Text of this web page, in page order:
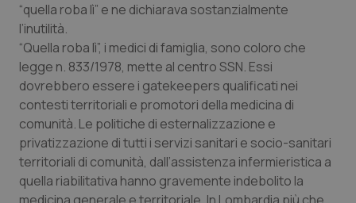
Provincia Autonoma di Bolzano
Provincia Autonoma di Trento
Puglia
Sardegna
Sicilia
Infezioni & Febbre
Ipertensione & Scompenso
Malattie rare
Malattia di Crohn & Rettocolite Ulcerosa
Neuroscienze & patologie neurodegenerative
“quella roba lì” e ne dichiarava sostanzialmente
l’inutilità.
“Quella roba lì”, i medici di famiglia, sono coloro che
legge n. 833/1978, mette al centro SSN. Essi
dovrebbero essere i gatekeepers qualificati nei
contesti territoriali e promotori della medicina di
comunità. Le politiche di esternalizzazione e
privatizzazione di tutti i servizi sanitari e socio-sanitari
territoriali di comunità, dall’assistenza infermieristica a
quella riabilitativa hanno gravemente indebolito la